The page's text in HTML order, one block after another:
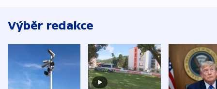
Výběr redakce